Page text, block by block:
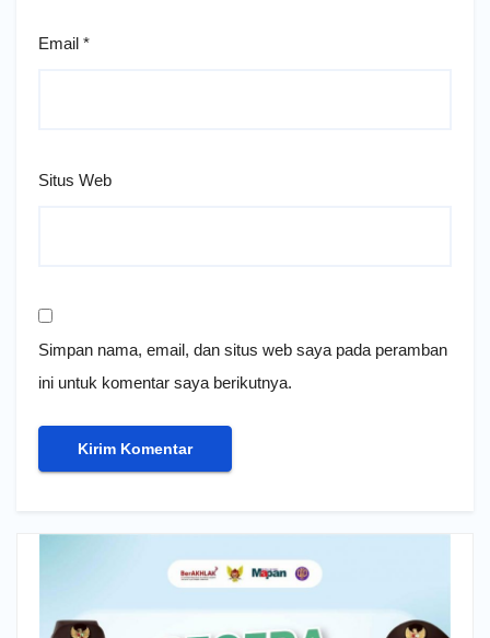
Email *
Situs Web
Simpan nama, email, dan situs web saya pada peramban
ini untuk komentar saya berikutnya.